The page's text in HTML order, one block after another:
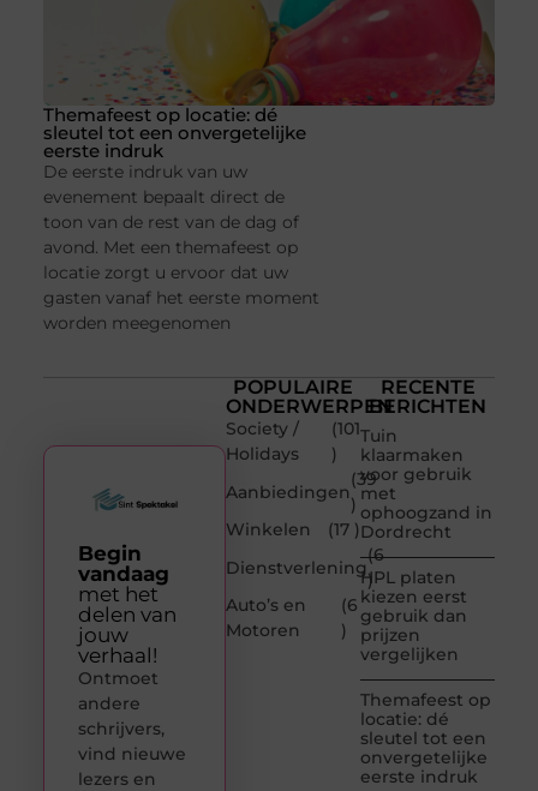
Themafeest op locatie: dé
sleutel tot een onvergetelijke
eerste indruk
De eerste indruk van uw
evenement bepaalt direct de
toon van de rest van de dag of
avond. Met een themafeest op
locatie zorgt u ervoor dat uw
gasten vanaf het eerste moment
worden meegenomen
POPULAIRE
ONDERWERPEN
Society /
Holidays
(101
)
Aanbiedingen
(39
)
Winkelen
(17 )
Dienstverlening
(6
)
Auto’s en
Motoren
(6
)
RECENTE
BERICHTEN
Tuin
klaarmaken
voor gebruik
met
ophoogzand in
Dordrecht
HPL platen
kiezen eerst
gebruik dan
prijzen
vergelijken
Themafeest op
locatie: dé
sleutel tot een
onvergetelijke
eerste indruk
Begin
vandaag
met het
delen van
jouw
verhaal!
Ontmoet
andere
schrijvers,
vind nieuwe
lezers en